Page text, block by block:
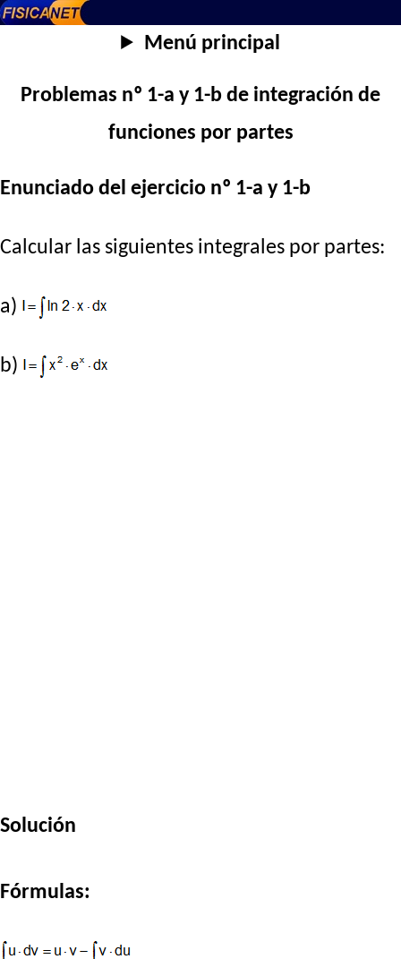
Menú principal
Problemas nº 1-a y 1-b de integración de
funciones por partes
Enunciado del ejercicio nº 1-a y 1-b
Calcular las siguientes integrales por partes:
a)
b)
Solución
Fórmulas: